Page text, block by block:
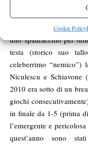
Cookie Policy
discreto tocco, uniti
d’attacco ed in spinta,
in regola per poter
uno spauracchio per
testa (storico suo
celeberrimo “nemico”)
Niculescu e Schiavone
2010 era sotto di un
giochi
in finale da 1-5 (prima
l’emergente e
quest’anno sono